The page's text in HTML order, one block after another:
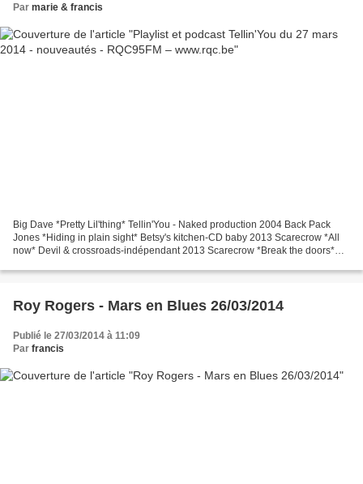
Par marie & francis
Big Dave *Pretty Lil'thing* Tellin'You - Naked production 2004 Back Pack
Jones *Hiding in plain sight* Betsy's kitchen-CD baby 2013 Scarecrow *All
now* Devil & crossroads-indépendant 2013 Scarecrow *Break the doors*
Roy Rogers - Mars en Blues 26/03/2014
Publié le 27/03/2014 à 11:09
Par francis